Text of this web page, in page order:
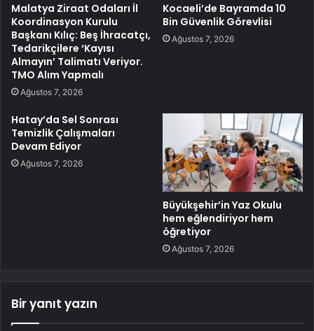
Malatya Ziraat Odaları İl
Koordinasyon Kurulu
Başkanı Kılıç: Beş İhracatçı,
Tedarikçilere ‘Kayısı
Almayın’ Talimatı Veriyor.
TMO Alım Yapmalı
Ağustos 7, 2026
Kocaeli’de Bayramda 10
Bin Güvenlik Görevlisi
Ağustos 7, 2026
Hatay’da Sel Sonrası
Temizlik Çalışmaları
Devam Ediyor
Ağustos 7, 2026
Büyükşehir’in Yaz Okulu
hem eğlendiriyor hem
öğretiyor
Ağustos 7, 2026
Bir yanıt yazın